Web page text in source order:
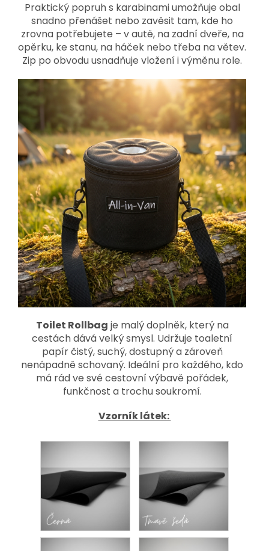
Praktický popruh s karabinami umožňuje obal
snadno přenášet nebo zavěsit tam, kde ho
zrovna potřebujete – v autě, na zadní dveře, na
opěrku, ke stanu, na háček nebo třeba na větev.
Zip po obvodu usnadňuje vložení i výměnu role.
Toilet Rollbag je malý doplněk, který na
cestách dává velký smysl. Udržuje toaletní
papír čistý, suchý, dostupný a zároveň
nenápadně schovaný. Ideální pro každého, kdo
má rád ve své cestovní výbavě pořádek,
funkčnost a trochu soukromí.
Vzorník látek: